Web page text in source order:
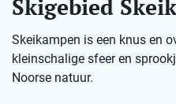
Skigebied
Skeikampen is een knus en
kleinschalige sfeer en
Noorse natuur.